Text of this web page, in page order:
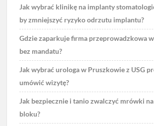
Jak wybrać klinikę na implanty
by zmniejszyć ryzyko odrzutu implantu?
Gdzie zaparkuje firma przeprowadzkowa
bez mandatu?
Jak wybrać urologa w Pruszkowie z USG
umówić wizytę?
Jak bezpiecznie i tanio zwalczyć mrówki
bloku?